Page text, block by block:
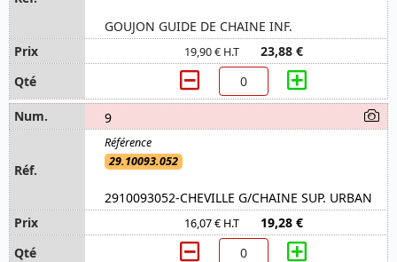
GOUJON GUIDE DE CHAINE INF.
19,90 € H.T 23,88 €
9
29.10093.052
2910093052-CHEVILLE G/CHAINE SUP. URBAN
16,07 € H.T 19,28 €